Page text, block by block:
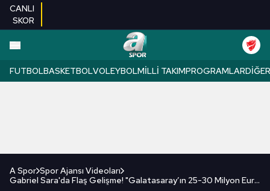
CANLI
SKOR
FUTBOLBASKETBOLVOLEYBOLMILLI TAKIMPROGRAMLARDIĞER
A Spor Spor Ajansı Videoları
Gabriel Sara'da Flaş Gelişme! "Galatasaray’ın 25-30 Milyon Euro Bandında Bonservis Beklentisi Var"